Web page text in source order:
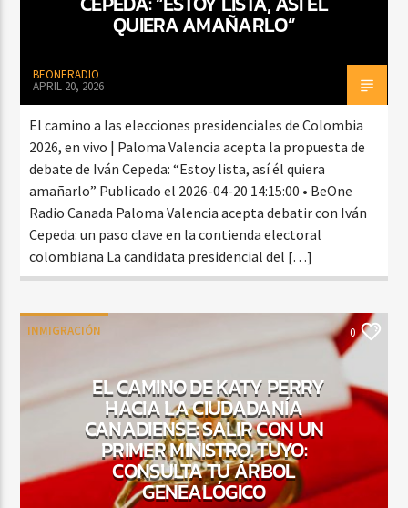
QUIERA AMAÑARLO”
BEONERADIO
APRIL 20, 2026
El camino a las elecciones presidenciales de Colombia
2026, en vivo | Paloma Valencia acepta la propuesta de
debate de Iván Cepeda: “Estoy lista, así él quiera
amañarlo” Publicado el 2026-04-20 14:15:00 • BeOne
Radio Canada Paloma Valencia acepta debatir con Iván
Cepeda: un paso clave en la contienda electoral
colombiana La candidata presidencial del […]
INMIGRACIÓN 0
EL CAMINO DE KATY PERRY
HACIA LA CIUDADANÍA
CANADIENSE: SALIR CON UN
PRIMER MINISTRO. TUYO:
CONSULTA TU ÁRBOL
GENEALÓGICO